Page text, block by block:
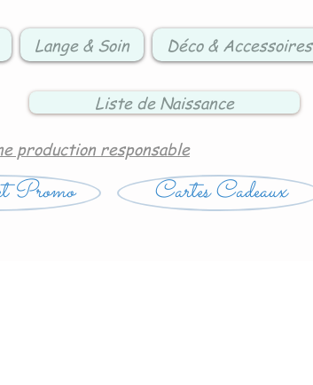
Lange & Soin Déco & Accessoires
Liste de Naissance
production responsable
Promo Cartes Cadeaux